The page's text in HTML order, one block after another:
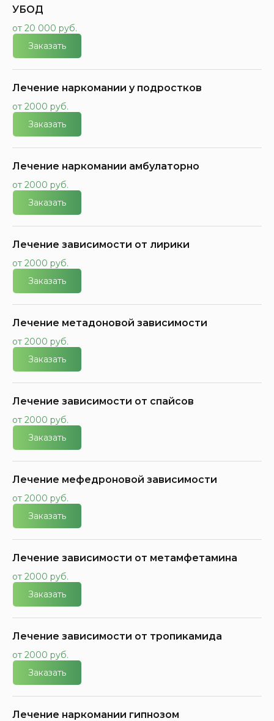
УБОД
от 20 000 руб.
Заказать
Лечение наркомании у подростков
от 2000 руб.
Заказать
Лечение наркомании амбулаторно
от 2000 руб.
Заказать
Лечение зависимости от лирики
от 2000 руб.
Заказать
Лечение метадоновой зависимости
от 2000 руб.
Заказать
Лечение зависимости от спайсов
от 2000 руб.
Заказать
Лечение мефедроновой зависимости
от 2000 руб.
Заказать
Лечение зависимости от метамфетамина
от 2000 руб.
Заказать
Лечение зависимости от тропикамида
от 2000 руб.
Заказать
Лечение наркомании гипнозом